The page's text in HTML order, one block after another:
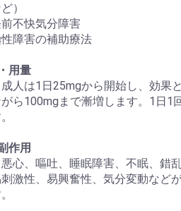
）
前不快気分障害
性障害の補助療法
用量
人は1日25mgから開始し、効果
ら100mgまで漸増します。1日1
作用
心、嘔吐、睡眠障害、不眠、錯
激性、易興奮性、気分変動など